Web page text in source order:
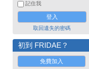
記住我
取回遺失的密碼
初到 FRIDAE？
免費加入